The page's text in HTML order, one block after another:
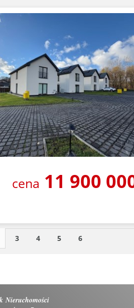
cena 11 900
3 4 5 6
Nieruchomości